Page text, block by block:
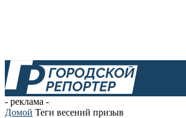
- реклама -
Домой Теги весений призыв